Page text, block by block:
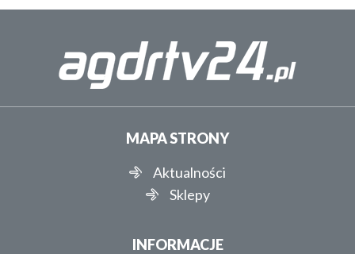
MAPA STRONY
Aktualności
Sklepy
INFORMACJE